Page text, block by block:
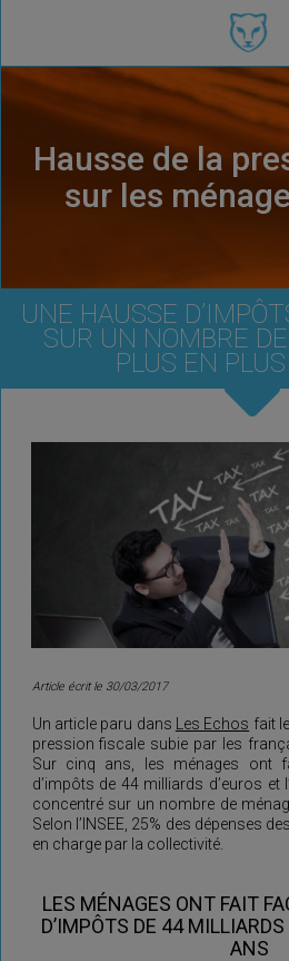
Hausse de la
sur les
UNE HAUSSE
SUR UN NOMBRE
PLUS EN
Article écrit le 30/03/2017
Un article paru dans Les Echos fait
pression fiscale subie par les
Sur cinq ans, les ménages ont
d’impôts de 44 milliards d’euros et
concentré sur un nombre de
Selon l’INSEE, 25% des dépenses
en charge par la collectivité.
LES MÉNAGES ONT FAIT
D’IMPÔTS DE 44 MILLIARDS
ANS